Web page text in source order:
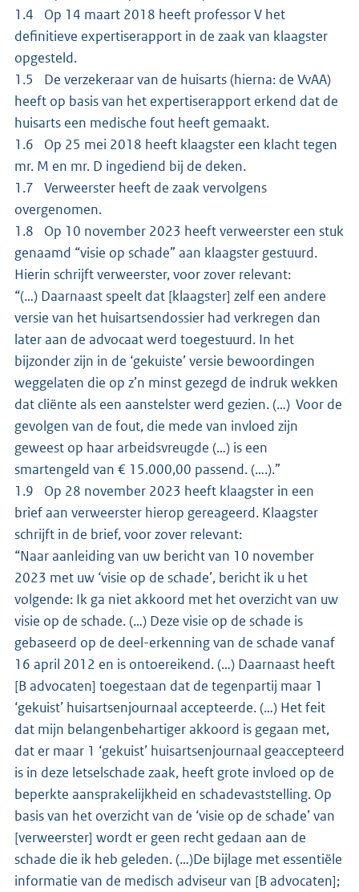
1.4 Op 14 maart 2018 heeft professor V het
definitieve expertiserapport in de zaak van klaagster
opgesteld.
1.5 De verzekeraar van de huisarts (hierna: de VvAA)
heeft op basis van het expertiserapport erkend dat de
huisarts een medische fout heeft gemaakt.
1.6 Op 25 mei 2018 heeft klaagster een klacht tegen
mr. M en mr. D ingediend bij de deken.
1.7 Verweerster heeft de zaak vervolgens
overgenomen.
1.8 Op 10 november 2023 heeft verweerster een stuk
genaamd “visie op schade” aan klaagster gestuurd.
Hierin schrijft verweerster, voor zover relevant:
“(…) Daarnaast speelt dat [klaagster] zelf een andere
versie van het huisartsendossier had verkregen dan
later aan de advocaat werd toegestuurd. In het
bijzonder zijn in de ‘gekuiste’ versie bewoordingen
weggelaten die op z’n minst gezegd de indruk wekken
dat cliënte als een aanstelster werd gezien. (…) Voor de
gevolgen van de fout, die mede van invloed zijn
geweest op haar arbeidsvreugde (…) is een
smartengeld van € 15.000,00 passend. (….).”
1.9 Op 28 november 2023 heeft klaagster in een
brief aan verweerster hierop gereageerd. Klaagster
schrijft in de brief, voor zover relevant:
“Naar aanleiding van uw bericht van 10 november
2023 met uw ‘visie op de schade’, bericht ik u het
volgende: Ik ga niet akkoord met het overzicht van uw
visie op de schade. (…) Deze visie op de schade is
gebaseerd op de deel-erkenning van de schade vanaf
16 april 2012 en is ontoereikend. (…) Daarnaast heeft
[B advocaten] toegestaan dat de tegenpartij maar 1
‘gekuist’ huisartsenjournaal accepteerde. (…) Het feit
dat mijn belangenbehartiger akkoord is gegaan met,
dat er maar 1 ‘gekuist’ huisartsenjournaal geaccepteerd
is in deze letselschade zaak, heeft grote invloed op de
beperkte aansprakelijkheid en schadevaststelling. Op
basis van het overzicht van de ‘visie op de schade’ van
[verweerster] wordt er geen recht gedaan aan de
schade die ik heb geleden. (…)De bijlage met essentiële
informatie van de medisch adviseur van [B advocaten];